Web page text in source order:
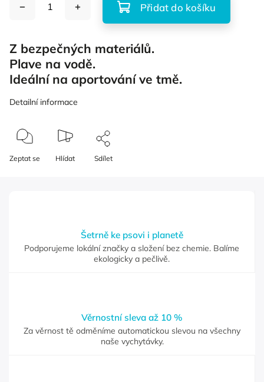
Přidat do košíku
Z bezpečných materiálů.
Plave na vodě.
Ideální na aportování ve tmě.
Detailní informace
Zeptat se Hlídat Sdílet
Šetrně ke psovi i planetě
Podporujeme lokální značky a složení bez chemie. Balíme
ekologicky a pečlivě.
Věrnostní sleva až 10 %
Za věrnost tě odměníme automatickou slevou na všechny
naše vychytávky.